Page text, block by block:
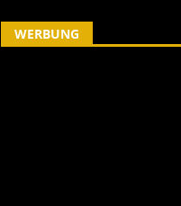
WERBUNG